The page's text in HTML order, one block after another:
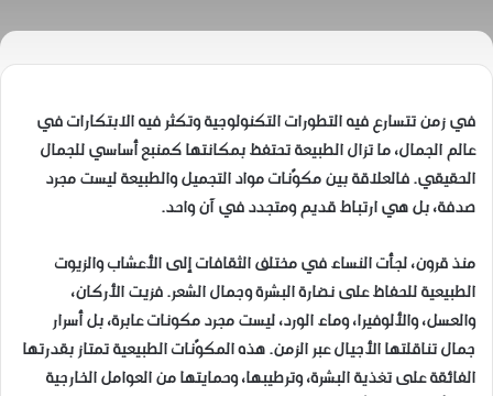
في زمن تتسارع فيه التطورات التكنولوجية وتكثر فيه الابتكارات في
عالم الجمال، ما تزال الطبيعة تحتفظ بمكانتها كمنبع أساسي للجمال
الحقيقي. فالعلاقة بين مكوّنات مواد التجميل والطبيعة ليست مجرد
صدفة، بل هي ارتباط قديم ومتجدد في آن واحد.
منذ قرون، لجأت النساء في مختلف الثقافات إلى الأعشاب والزيوت
الطبيعية للحفاظ على نضارة البشرة وجمال الشعر. فزيت الأركان،
والعسل، والألوفيرا، وماء الورد، ليست مجرد مكونات عابرة، بل أسرار
جمال تناقلتها الأجيال عبر الزمن. هذه المكوّنات الطبيعية تمتاز بقدرتها
الفائقة على تغذية البشرة، وترطيبها، وحمايتها من العوامل الخارجية